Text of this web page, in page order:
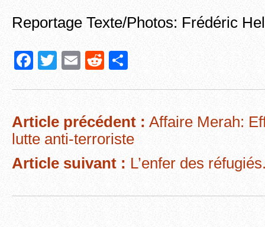
Reportage Texte/Photos: Frédéric
F
e
b
o
o
k
T
er
E
R
di
t
g
er
Article précédent : Affaire Merah:
lutte anti-terroriste
Article suivant : L’enfer des